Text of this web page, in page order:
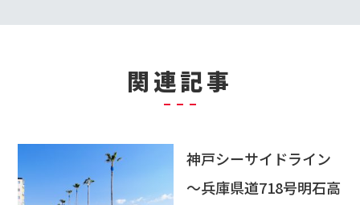
関連記事
神戸シーサイドライン
～兵庫県道718号明石高